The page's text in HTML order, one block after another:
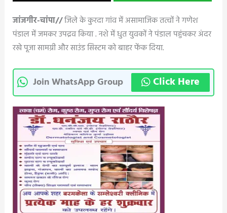
जांजगीर-चांपा//जिले के कुरदा गांव में असामाजिक तत्वों ने गणेश
पंडाल में जमकर उपद्रव किया . नशे में धुत युवकों ने पंडाल पहुंचकर अंदर
रखे पूजा सामग्री और साउंड सिस्टम को बाहर फेंक दिया.
Join WhatsApp Group Click Here